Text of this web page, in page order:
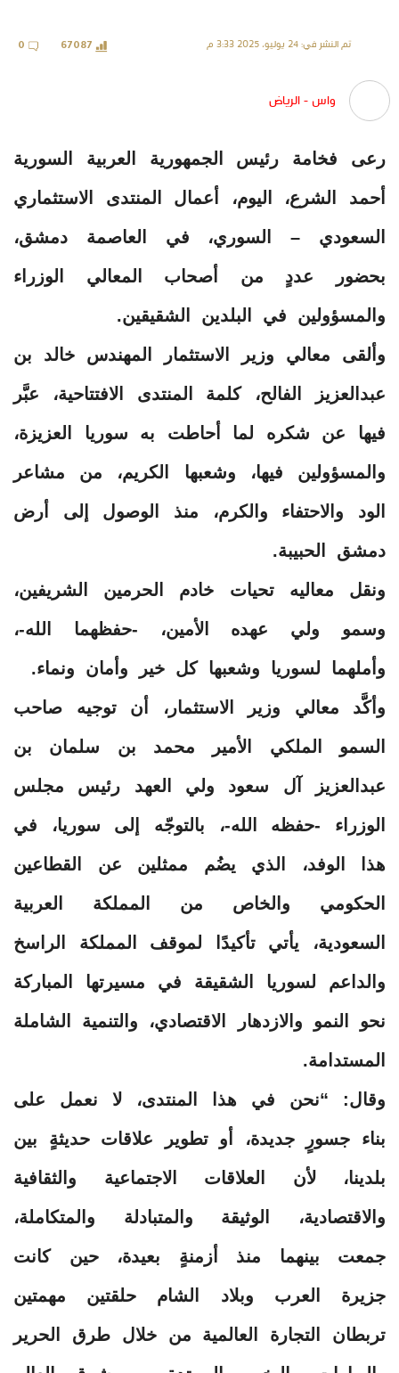
تم النشر في: 24 يوليو، 2025 3:33 م 67087
0
واس - الرياض
رعى فخامة رئيس الجمهورية العربية السورية
أحمد الشرع، اليوم، أعمال المنتدى الاستثماري
السعودي – السوري، في العاصمة دمشق،
بحضور عددٍ من أصحاب المعالي الوزراء
والمسؤولين في البلدين الشقيقين.
وألقى معالي وزير الاستثمار المهندس خالد بن
عبدالعزيز الفالح، كلمة المنتدى الافتتاحية، عبَّر
فيها عن شكره لما أحاطت به سوريا العزيزة،
والمسؤولين فيها، وشعبها الكريم، من مشاعر
الود والاحتفاء والكرم، منذ الوصول إلى أرض
دمشق الحبيبة.
ونقل معاليه تحيات خادم الحرمين الشريفين،
وسمو ولي عهده الأمين، -حفظهما الله-،
وأملهما لسوريا وشعبها كل خير وأمان ونماء.
وأكَّد معالي وزير الاستثمار، أن توجيه صاحب
السمو الملكي الأمير محمد بن سلمان بن
عبدالعزيز آل سعود ولي العهد رئيس مجلس
الوزراء -حفظه الله-، بالتوجّه إلى سوريا، في
هذا الوفد، الذي يضُم ممثلين عن القطاعين
الحكومي والخاص من المملكة العربية
السعودية، يأتي تأكيدًا لموقف المملكة الراسخ
والداعم لسوريا الشقيقة في مسيرتها المباركة
نحو النمو والازدهار الاقتصادي، والتنمية الشاملة
المستدامة.
وقال: “نحن في هذا المنتدى، لا نعمل على
بناء جسورٍ جديدة، أو تطوير علاقات حديثةٍ بين
بلدينا، لأن العلاقات الاجتماعية والثقافية
والاقتصادية، الوثيقة والمتبادلة والمتكاملة،
جمعت بينهما منذ أزمنةٍ بعيدة، حين كانت
جزيرة العرب وبلاد الشام حلقتين مهمتين
تربطان التجارة العالمية من خلال طرق الحرير